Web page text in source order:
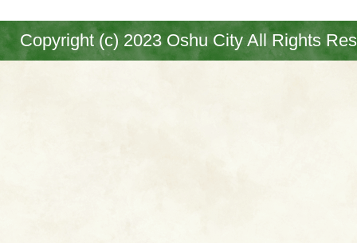
Copyright (c) 2023 Oshu City All Rights